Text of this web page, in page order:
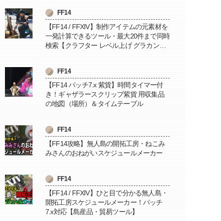
FF14
【FF14 / FFXIV】制作アイテムの元素材を
一発計算できるツール・最大20件まで同時
検索【クラフター レベル上げ グラカン納
FF14
【FF14 パッチ7.x 紫貨】時間タイマー付
き！ギャザラースクリップ紫貨 用収集品
の地図（場所）＆タイムテーブル
FF14
【FF14攻略】無人島の開拓工房・ねこみ
みさんのおねがいスケジュールメーカー
FF14
【FF14 / FFXIV】ひと目で分かる無人島・
開拓工房スケジュールメーカー！パッチ
7.x対応【島産品・貿易ツール】